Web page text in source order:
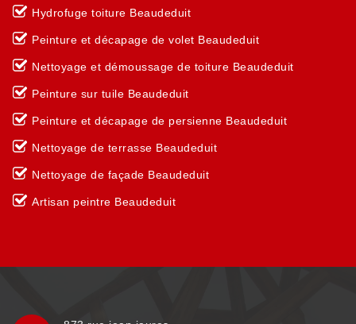
Hydrofuge toiture Beaudeduit
Peinture et décapage de volet Beaudeduit
Nettoyage et démoussage de toiture Beaudeduit
Peinture sur tuile Beaudeduit
Peinture et décapage de persienne Beaudeduit
Nettoyage de terrasse Beaudeduit
Nettoyage de façade Beaudeduit
Artisan peintre Beaudeduit